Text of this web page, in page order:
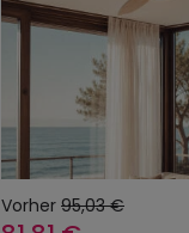
Vorher 95,03 €